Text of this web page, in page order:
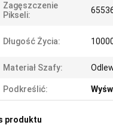
Zagęszczenie
Pikseli:
Długość Życia:
Materiał Szafy:
Podkreślić:
produktu